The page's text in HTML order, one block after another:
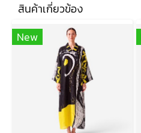
สินค้าเกี่ยวข้อง
New